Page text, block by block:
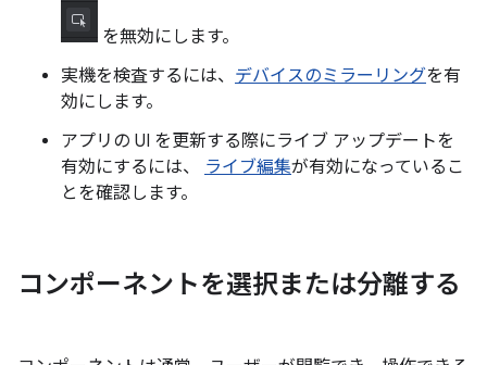
を無効にします。
実機を検査するには、 デバイスのミラーリングを有
効にします。
アプリの UI を更新する際にライブ アップデートを
有効にするには、 ライブ編集が有効になっているこ
とを確認します。
コンポーネントを選択または分離する